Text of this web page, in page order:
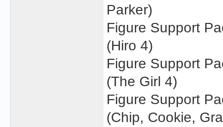
Parker)
Figure Support
(Hiro 4)
Figure Support
(The Girl 4)
Figure Support
(Chip, Cookie,